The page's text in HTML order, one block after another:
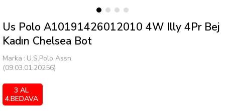
Us Polo A10191426012010 4W Illy 4Pr Bej
Kadın Chelsea Bot
Marka : U.S.Polo Assn.
(09.03.01.20256)
3 AL
4.BEDAVA